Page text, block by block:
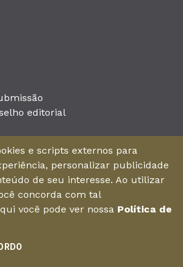
editorial
Educacional Ltda
26
No. 2001 – 11º andar - Bairro
- CEP 60170-001
manuscrito
e scripts externos para
personalizar publicidade
de seu interesse. Ao utilizar
concorda com tal
você pode ver nossa Política de